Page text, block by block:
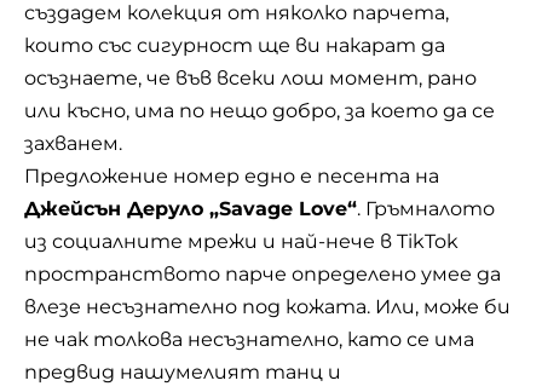
създадем колекция от няколко парчета,
които със сигурност ще ви накарат да
осъзнаете, че във всеки лош момент, рано
или късно, има по нещо добро, за което да се
захванем.
Предложение номер едно е песента на
Джейсън Деруло „Savage Love“. Гръмналото
из социалните мрежи и най-нече в TikTok
пространството парче определено умее да
влезе несъзнателно под кожата. Или, може би
не чак толкова несъзнателно, като се има
предвид нашумелият танц и